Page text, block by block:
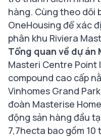
hàng. Cùng theo dõi
OneHousing để xác
phân khu Riviera
Tổng quan về dự
Masteri Centre Point
compound cao cấp
Vinhomes Grand
đoàn Masterise
động sản hàng đầu
7,7hecta bao gồm